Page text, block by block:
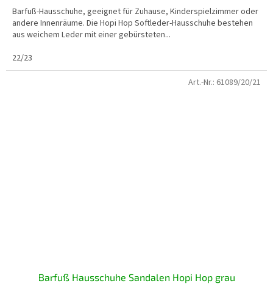
Barfuß-Hausschuhe, geeignet für Zuhause, Kinderspielzimmer oder
andere Innenräume. Die Hopi Hop Softleder-Hausschuhe bestehen
aus weichem Leder mit einer gebürsteten...
22/23
Barfuß Hausschuhe Sandalen Hopi Hop grau
Art.-Nr.: 61089/20/21